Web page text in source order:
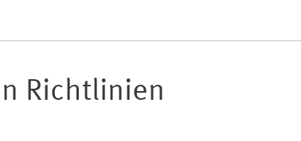
Richtlinien